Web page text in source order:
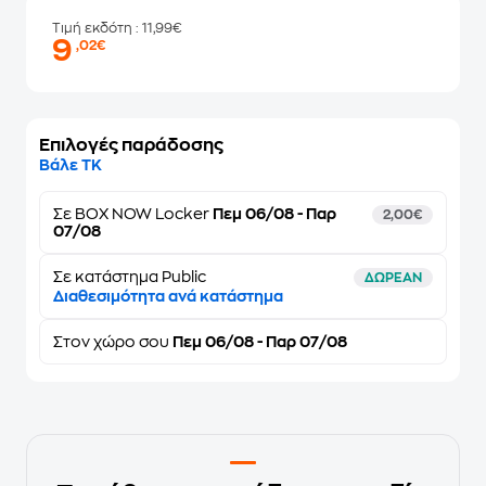
Τιμή εκδότη : 11,99€
9,02€
Επιλογές παράδοσης
Βάλε ΤΚ
Σε BOX NOW Locker Πεμ 06/08 - Παρ
07/08
2,00€
Σε κατάστημα Public ΔΩΡΕΑΝ
Διαθεσιμότητα ανά κατάστημα
Στον χώρο σου Πεμ 06/08 - Παρ 07/08